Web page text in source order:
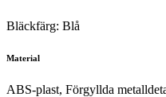
Bläckfärg: Blå
Material
ABS-plast, Förgyllda